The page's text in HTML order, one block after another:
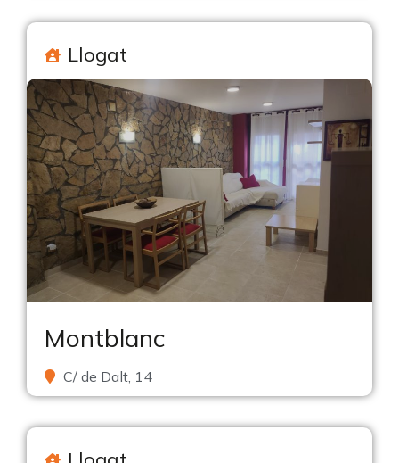
Llogat
Montblanc
C/ de Dalt, 14